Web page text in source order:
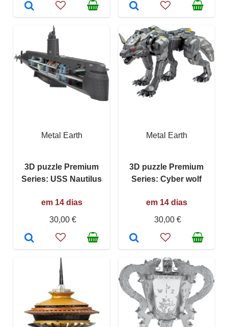
Metal Earth
3D puzzle Premium
Series: USS Nautilus
em 14 dias
30,00 €
Metal Earth
3D puzzle Premium
Series: Cyber wolf
em 14 dias
30,00 €